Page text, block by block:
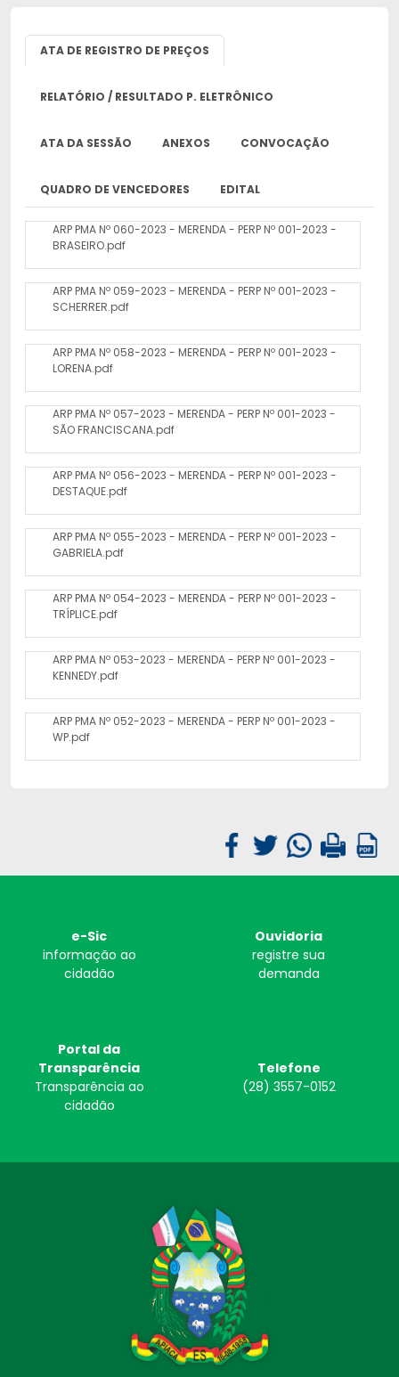
ATA DE REGISTRO DE PREÇOS
RELATÓRIO / RESULTADO P. ELETRÔNICO
ATA DA SESSÃO ANEXOS CONVOCAÇÃO
QUADRO DE VENCEDORES EDITAL
ARP PMA Nº 060-2023 - MERENDA - PERP Nº 001-2023 -
BRASEIRO.pdf
ARP PMA Nº 059-2023 - MERENDA - PERP Nº 001-2023 -
SCHERRER.pdf
ARP PMA Nº 058-2023 - MERENDA - PERP Nº 001-2023 -
LORENA.pdf
ARP PMA Nº 057-2023 - MERENDA - PERP Nº 001-2023 -
SÃO FRANCISCANA.pdf
ARP PMA Nº 056-2023 - MERENDA - PERP Nº 001-2023 -
DESTAQUE.pdf
ARP PMA Nº 055-2023 - MERENDA - PERP Nº 001-2023 -
GABRIELA.pdf
ARP PMA Nº 054-2023 - MERENDA - PERP Nº 001-2023 -
TRÍPLICE.pdf
ARP PMA Nº 053-2023 - MERENDA - PERP Nº 001-2023 -
KENNEDY.pdf
ARP PMA Nº 052-2023 - MERENDA - PERP Nº 001-2023 -
WP.pdf
e-Sic
informação ao
cidadão
Ouvidoria
registre sua
demanda
Portal da
Transparência
Transparência ao
cidadão
Telefone
(28) 3557-0152